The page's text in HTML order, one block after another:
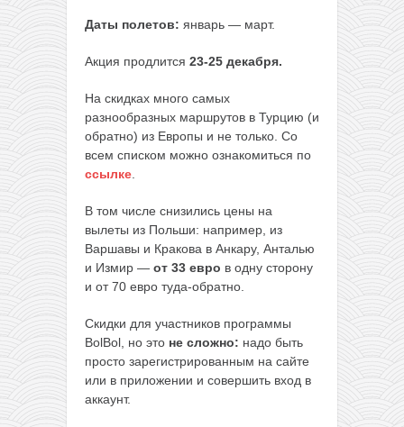
Даты полетов: январь — март.
Акция продлится 23-25 декабря.
На скидках много самых
разнообразных маршрутов в Турцию (и
обратно) из Европы и не только. Со
всем списком можно ознакомиться по
ссылке
В том числе снизились цены на
вылеты из Польши: например, из
Варшавы и Кракова в Анкару, Анталью
и Измир — от 33 евро в одну сторону
и от 70 евро туда-обратно.
Скидки для участников программы
BolBol, но это не сложно: надо быть
просто зарегистрированным на сайте
или в приложении и совершить вход в
аккаунт.